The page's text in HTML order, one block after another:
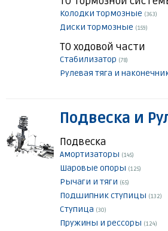
Колодки тормозные (363)
Диски тормозные (159)
ТО ходовой части
Стабилизатор (78)
Рулевая тяга и
Подвеска и
Подвеска
Амортизаторы (145)
Шаровые опоры (125)
Рычаги и тяги (65)
Подшипник ступицы (132)
Ступица (30)
Пружины и рессоры (124)